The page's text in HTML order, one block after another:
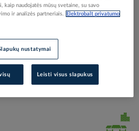
RTS - TRYTYT
Prisijunkite, norėdami pamatyti kainas
kaip naudojatės mūsų svetaine, su savo
ir analizės partneriais.
Elektrobalt privatumo
nustatymai
Leisti visus slapukus